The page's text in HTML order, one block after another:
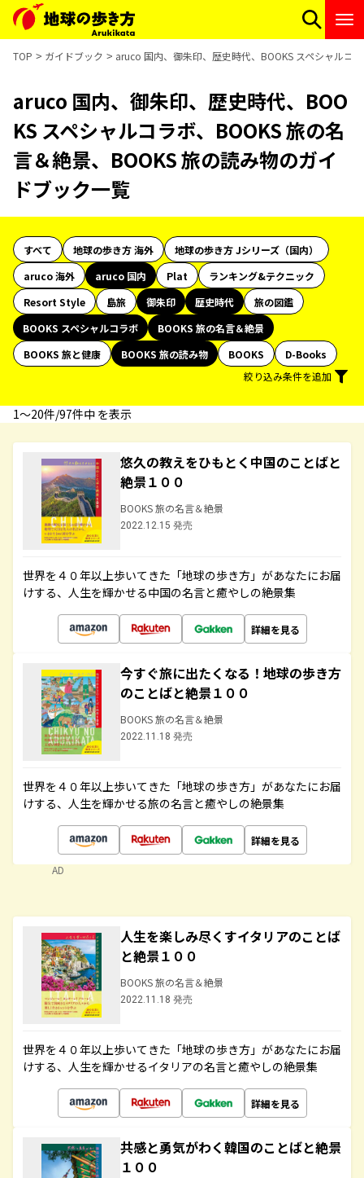
TOP ガイドブック aruco 国内、御朱印、歴史時代、BOOKS スペシャルコ
aruco 国内、御朱印、歴史時代、BOO
KS スペシャルコラボ、BOOKS 旅の名
言＆絶景、BOOKS 旅の読み物のガイ
ドブック一覧
すべて 地球の歩き方 海外
地球の歩き方 Jシリーズ（国内）
aruco 海外
aruco 国内 Plat
ランキング&テクニック
Resort Style
島旅 御朱印 歴史時代
旅の図鑑
BOOKS スペシャルコラボ
BOOKS 旅の名言＆絶景
BOOKS 旅と健康
BOOKS 旅の読み物 BOOKS
D-Books
絞り込み条件を追加
1〜20件/97件中 を表示
悠久の教えをひもとく中国のことばと
絶景１００
BOOKS 旅の名言＆絶景
2022.12.15 発売
世界を４０年以上歩いてきた「地球の歩き方」があなたにお届
けする、人生を輝かせる中国の名言と癒やしの絶景集
詳細を見る
今すぐ旅に出たくなる！地球の歩き方
のことばと絶景１００
BOOKS 旅の名言＆絶景
2022.11.18 発売
世界を４０年以上歩いてきた「地球の歩き方」があなたにお届
けする、人生を輝かせる旅の名言と癒やしの絶景集
詳細を見る
AD
人生を楽しみ尽くすイタリアのことば
と絶景１００
BOOKS 旅の名言＆絶景
2022.11.18 発売
世界を４０年以上歩いてきた「地球の歩き方」があなたにお届
けする、人生を輝かせるイタリアの名言と癒やしの絶景集
詳細を見る
共感と勇気がわく韓国のことばと絶景
１００